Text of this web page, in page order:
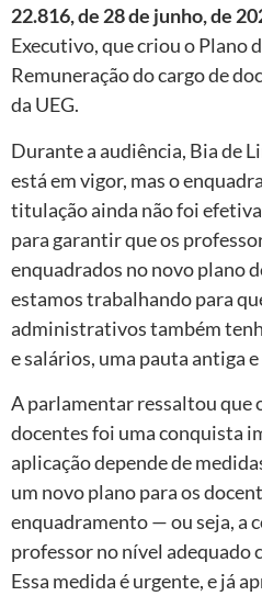
22.816, de 28 de junho, de
Executivo, que criou o Plano
Remuneração do cargo de
da UEG.
Durante a audiência, Bia de
está em vigor, mas o
titulação ainda não foi
para garantir que os
enquadrados no novo plano
estamos trabalhando para
administrativos também
e salários, uma pauta antiga
A parlamentar ressaltou que
docentes foi uma conquista
aplicação depende de
um novo plano para os
enquadramento — ou seja, a
professor no nível adequado
Essa medida é urgente, e já